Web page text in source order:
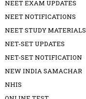
NEET EXAM UPDATES
NEET NOTIFICATIONS
NEET STUDY MATERIALS
NET-SET UPDATES
NET-SET NOTIFICATION
NEW INDIA SAMACHAR
NHIS